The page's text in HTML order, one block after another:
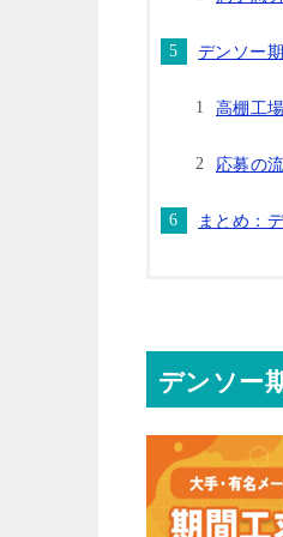
デンソー
高棚工
応募の
まとめ：
デンソー